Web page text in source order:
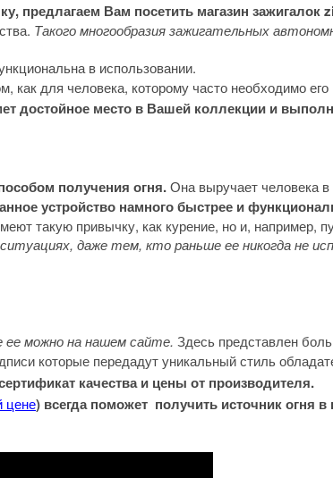
предлагаем Вам посетить магазин зажигалок
Такого многообразия зажигательных
в использовании.
как для человека, которому часто необходимо
достойное место в Вашей коллекции и
получения огня.Она выручает человека в
устройство намного быстрее и
такую привычку, как курение, но и, например,
даже тем, кто раньше ее никогда не
ее можно на нашем сайте. Здесь представлен
которые передадут уникальный стиль
качества и цены от производителя.
цене) всегда поможет получить источник огня